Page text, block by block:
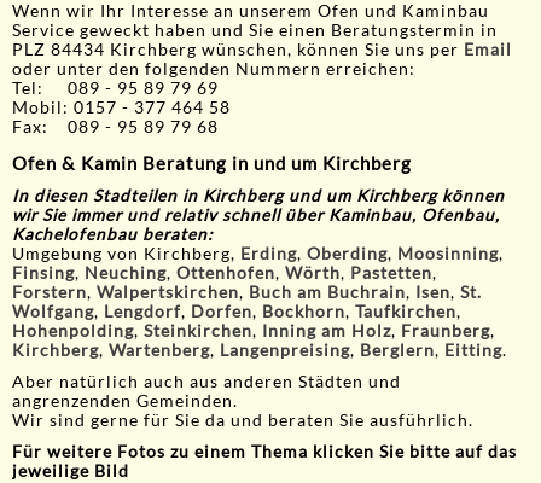
Wenn wir Ihr Interesse an unserem Ofen und Kaminbau
Service geweckt haben und Sie einen Beratungstermin in
PLZ 84434 Kirchberg wünschen, können Sie uns per Email
oder unter den folgenden Nummern erreichen:
Tel: 089 - 95 89 79 69
Mobil: 0157 - 377 464 58
Fax: 089 - 95 89 79 68
Ofen & Kamin Beratung in und um Kirchberg
In diesen Stadteilen in Kirchberg und um Kirchberg können
wir Sie immer und relativ schnell über Kaminbau, Ofenbau,
Kachelofenbau beraten:
Umgebung von Kirchberg, Erding, Oberding, Moosinning,
Finsing, Neuching, Ottenhofen, Wörth, Pastetten,
Forstern, Walpertskirchen, Buch am Buchrain, Isen, St.
Wolfgang, Lengdorf, Dorfen, Bockhorn, Taufkirchen,
Hohenpolding, Steinkirchen, Inning am Holz, Fraunberg,
Kirchberg, Wartenberg, Langenpreising, Berglern, Eitting.
Aber natürlich auch aus anderen Städten und
angrenzenden Gemeinden.
Wir sind gerne für Sie da und beraten Sie ausführlich.
Für weitere Fotos zu einem Thema klicken Sie bitte auf das
jeweilige Bild